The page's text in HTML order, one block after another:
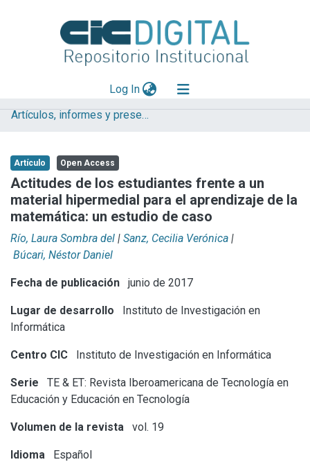
Log In(current)
Explorar
Aportar material
Statistics
Artículos, informes y presentaciones en Congresos
Artículo Open Access
Actitudes de los estudiantes frente a un
material hipermedial para el aprendizaje de la
matemática: un estudio de caso
Río, Laura Sombra del | Sanz, Cecilia Verónica |
Búcari, Néstor Daniel
Fecha de publicación junio de 2017
Lugar de desarrollo
Instituto de Investigación en
Informática
Centro CIC Instituto de Investigación en Informática
Serie
TE & ET: Revista Iberoamericana de Tecnología en
Educación y Educación en Tecnología
Volumen de la revista vol. 19
Idioma Español